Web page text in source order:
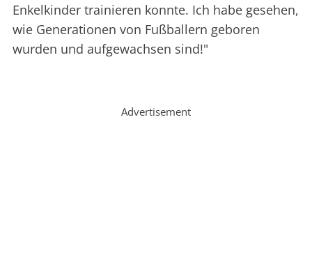
Enkelkinder trainieren konnte. Ich habe gesehen,
wie Generationen von Fußballern geboren
wurden und aufgewachsen sind!"
Advertisement